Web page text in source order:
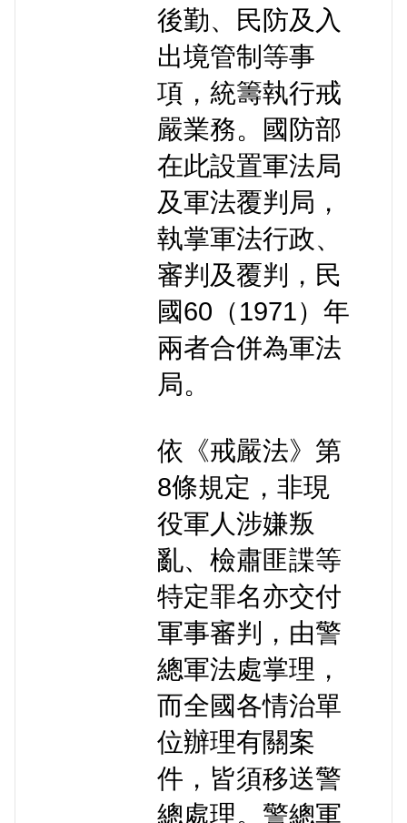
後勤、民防及入
出境管制等事
項，統籌執行戒
嚴業務。國防部
在此設置軍法局
及軍法覆判局，
執掌軍法行政、
審判及覆判，民
國60（1971）年
兩者合併為軍法
局。
依《戒嚴法》第
8條規定，非現
役軍人涉嫌叛
亂、檢肅匪諜等
特定罪名亦交付
軍事審判，由警
總軍法處掌理，
而全國各情治單
位辦理有關案
件，皆須移送警
總處理。警總軍